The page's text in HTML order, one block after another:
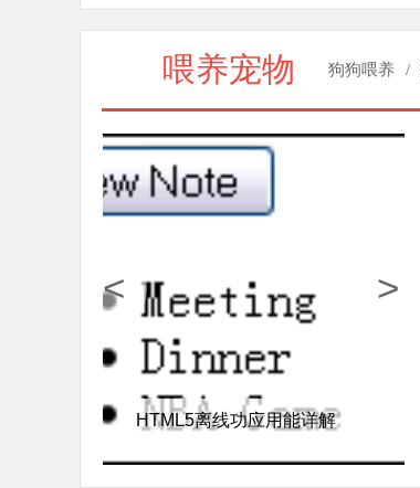
喂养宠物 狗狗喂养 /
< >
HTML5离线功应用能详解